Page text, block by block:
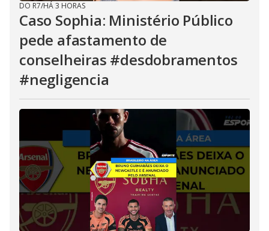
DO R7/HÁ 3 HORAS
Caso Sophia: Ministério Público
pede afastamento de
conselheiras #desdobramentos
#negligencia